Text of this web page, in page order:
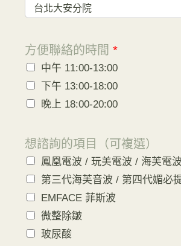
方便聯絡的時間 *
中午 11:00-13:00
下午 13:00-18:00
晚上 18:00-20:00
想諮詢的項目（可複選）
鳳凰電波 / 玩美電波 / 海芙電波
第三代海芙音波 / 第四代媚必
EMFACE 菲斯波
微整除皺
玻尿酸